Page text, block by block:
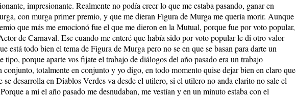
impresionante. Realmente no podía creer lo que me estaba pasando, ganar en
con murga primer premio, y que me dieran Figura de Murga me quería morir. Aunque
que más me emocionó fue el que me dieron en la Mutual, porque fue por voto popular,
de Carnaval. Ese cuando me enteré que había sido por voto popular le di otro valor
está todo bien el tema de Figura de Murga pero no se en que se basan para darte un
tipo, porque aparte vos fijate el trabajo de diálogos del año pasado era un trabajo
conjunto, totalmente en conjunto y yo digo, en todo momento quise dejar bien en claro que
se desarrolla en Diablos Verdes va desde el utilero, si el utilero no anda clarito no sale el
a mi el año pasado me desnudaban, me vestían y en un minuto estaba con el